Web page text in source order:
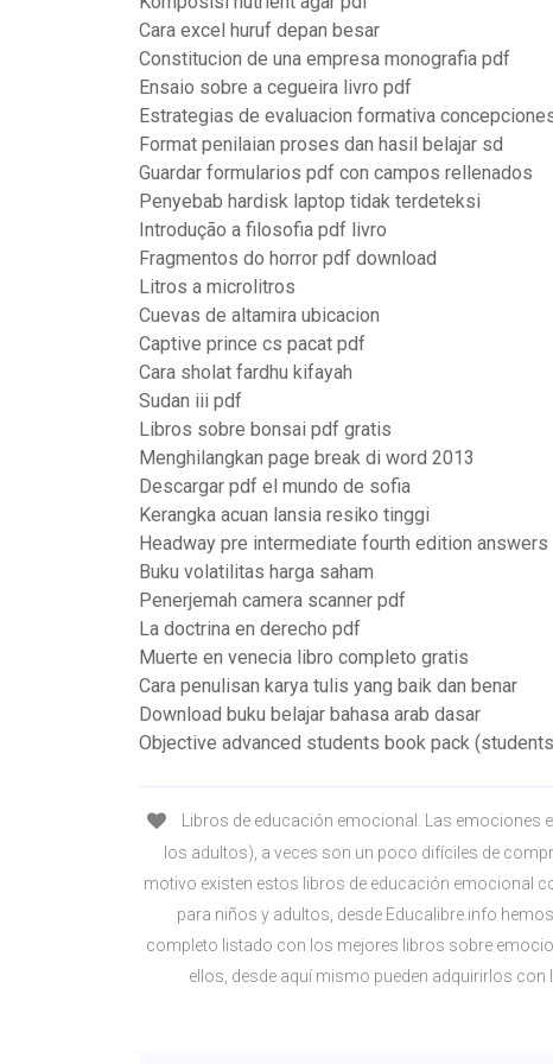
Cara excel huruf depan besar
Constitucion de una empresa monografia pdf
Ensaio sobre a cegueira livro pdf
Estrategias de evaluacion formativa
Format penilaian proses dan hasil belajar sd
Guardar formularios pdf con campos rellenados
Penyebab hardisk laptop tidak terdeteksi
Introdução a filosofia pdf livro
Fragmentos do horror pdf download
Litros a microlitros
Cuevas de altamira ubicacion
Captive prince cs pacat pdf
Cara sholat fardhu kifayah
Sudan iii pdf
Libros sobre bonsai pdf gratis
Menghilangkan page break di word 2013
Descargar pdf el mundo de sofia
Kerangka acuan lansia resiko tinggi
Headway pre intermediate fourth edition answers
Buku volatilitas harga saham
Penerjemah camera scanner pdf
La doctrina en derecho pdf
Muerte en venecia libro completo gratis
Cara penulisan karya tulis yang baik dan benar
Download buku belajar bahasa arab dasar
Objective advanced students book pack
Libros de educación emocional. Las emociones
los adultos), a veces son un poco difíciles de
motivo existen estos libros de educación emocional
para niños y adultos, desde Educalibre.info
completo listado con los mejores libros sobre
ellos, desde aquí mismo pueden adquirirlos con